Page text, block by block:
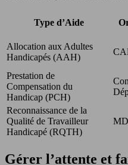
Type d’Aide
Allocation aux Adultes
Handicapés (AAH)
Prestation de
Compensation du
Handicap (PCH)
Reconnaissance de la
Qualité de Travailleur
Handicapé (RQTH)
Gérer l’attente et